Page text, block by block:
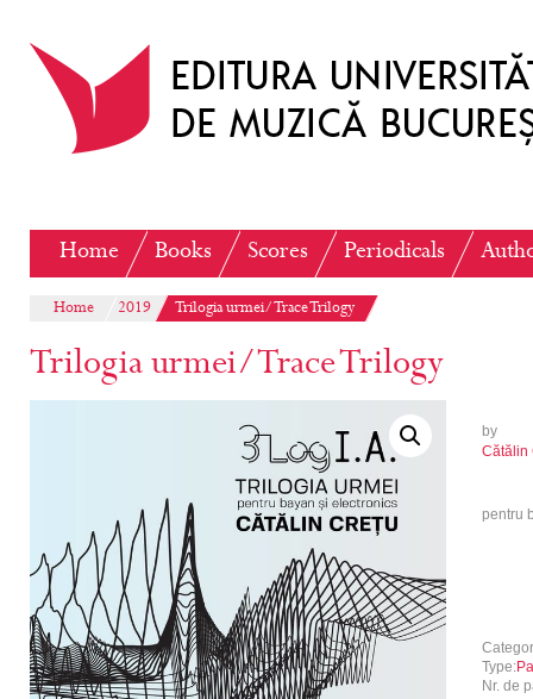
Home Books Scores Periodicals
Home 2019 Trilogia urmei/Trace Trilogy
Trilogia urmei/Trace Trilogy
by
Cătălin
pentru
Type:
Nr. de